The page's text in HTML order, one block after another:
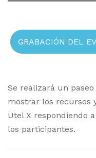
GRABACIÓN DEL
Se realizará un
mostrar los recursos
Utel X respondiendo
los participantes.